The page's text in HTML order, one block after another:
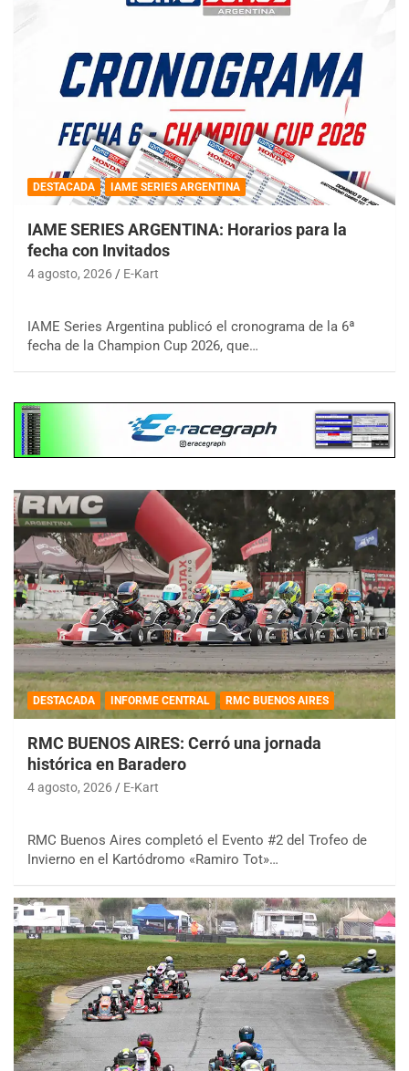
DESTACADA IAME SERIES ARGENTINA
IAME SERIES ARGENTINA: Horarios para la
fecha con Invitados
4 agosto, 2026 E-Kart
IAME Series Argentina publicó el cronograma de la 6ª
fecha de la Champion Cup 2026, que…
DESTACADA INFORME CENTRAL RMC BUENOS AIRES
RMC BUENOS AIRES: Cerró una jornada
histórica en Baradero
4 agosto, 2026 E-Kart
RMC Buenos Aires completó el Evento #2 del Trofeo de
Invierno en el Kartódromo «Ramiro Tot»…